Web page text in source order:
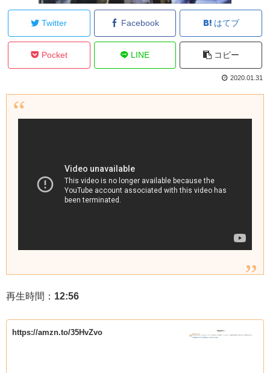
Twitter Facebook はてブ
Pocket LINE コピー
2020.01.31
再生時間： 12:56
https://amzn.to/35HvZvo